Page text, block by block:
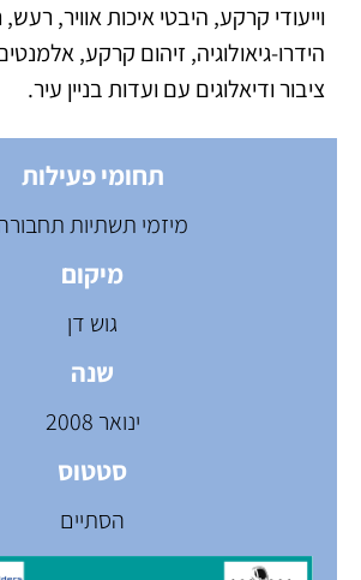
וייעודי קרקע, היבטי איכות אוויר,
הידרו-גיאולוגיה, זיהום קרקע,
ציבור ודיאלוגים עם ועדות בניין עיר.
תחומי פעילות
מיזמי תשתיות
מיקום
גוש דן
שנה
ינואר 2008
סטטוס
הסתיים